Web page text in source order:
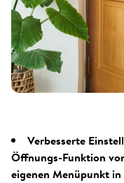
Verbesserte
Öffnungs-Funktion
eigenen Menüpunkt